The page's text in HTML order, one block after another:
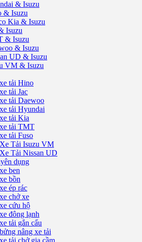
& Isuzu
& Isuzu
Kia & Isuzu
Isuzu
& Isuzu
& Isuzu
UD & Isuzu
VM & Isuzu
tải Hino
tải Jac
tải Daewoo
tải Hyundai
tải Kia
tải TMT
tải Fuso
Tải Isuzu VM
Tải Nissan UD
dụng
ben
bồn
ép rác
chở xe
cứu hộ
đông lạnh
tải gắn cẩu
nâng xe tải